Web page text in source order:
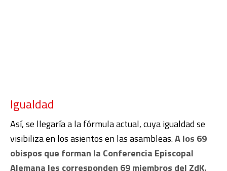
Igualdad
Así, se llegaría a la fórmula actual, cuya igualdad se
visibiliza en los asientos en las asambleas.A los 69
obispos que forman la Conferencia Episcopal
Alemana les corresponden 69 miembros del ZdK.